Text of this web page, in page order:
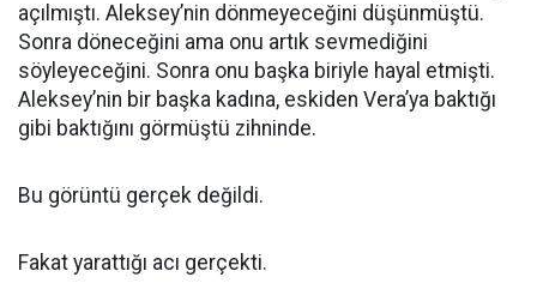
açılmıştı. Aleksey’nin dönmeyeceğini düşünmüştü.
Sonra döneceğini ama onu artık sevmediğini
söyleyeceğini. Sonra onu başka biriyle hayal etmişti.
Aleksey’nin bir başka kadına, eskiden Vera’ya baktığı
gibi baktığını görmüştü zihninde.
Bu görüntü gerçek değildi.
Fakat yarattığı acı gerçekti.